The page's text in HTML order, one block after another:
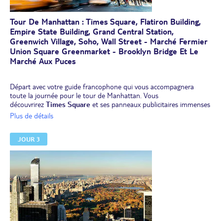
de besoin.
Tour De Manhattan : Times Square, Flatiron Building,
Empire State Building, Grand Central Station,
Greenwich Village, Soho, Wall Street - Marché Fermier
Union Square Greenmarket - Brooklyn Bridge Et Le
Marché Aux Puces
Départ avec votre guide francophone qui vous accompagnera
toute la journée pour le tour de Manhattan. Vous
découvrirez Times Square et ses panneaux publicitaires immenses
et illuminés,Grand Central Station, Washington Square Park, le
fermier Union Square Greenmarket
long des échoppes, glâner des produits locaux et goûter aux
spécialités locales comme un vrai New-Yorkais.
Visite deGreenwich Village
puis deSoho et Chinatown, enclaves ethniques et authentiques
de Manhattan. Enfin, passage parWall Streetdans le Financial
District.
Déjeuner chinois.
Si le temps le permet, vous traverserez à pied le célèbre pont de
Brooklyn, une structure du 19ème siècle qui enjambe la East River
Plus de détails
JOUR 3